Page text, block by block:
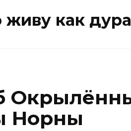
живу как
Норны